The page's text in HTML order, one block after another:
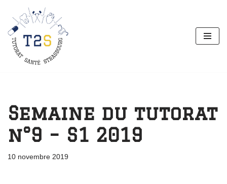
Aller
au
contenu
Semaine du tutorat
n°9 – S1 2019
10 novembre 2019